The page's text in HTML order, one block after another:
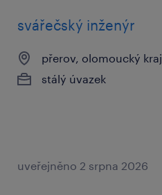
svářečský inženýr
přerov, olomoucký kraj
stálý úvazek
uveřejněno 2 srpna 2026